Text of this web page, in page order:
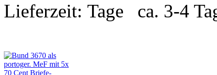
Lieferzeit: ca. 3-4